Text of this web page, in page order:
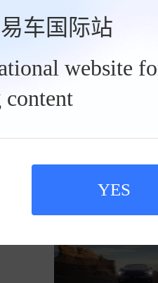
车国际站
website
YES
simonfeng240617